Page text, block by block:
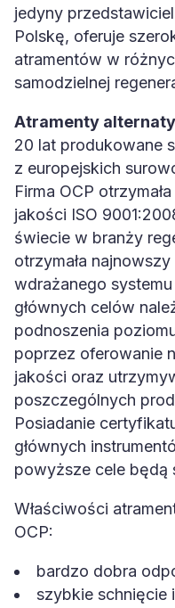
jedyny
Polskę, oferuje
atramentów w
samodzielnej
Atramenty
20 lat produkowane
z europejskich
Firma OCP
jakości ISO
świecie w branży
otrzymała
wdrażanego
głównych celów
podnoszenia
poprzez oferowanie
jakości oraz
poszczególnych
Posiadanie
głównych
powyższe cele będą
Właściwości
OCP:
bardzo dobra
szybkie schnięcie